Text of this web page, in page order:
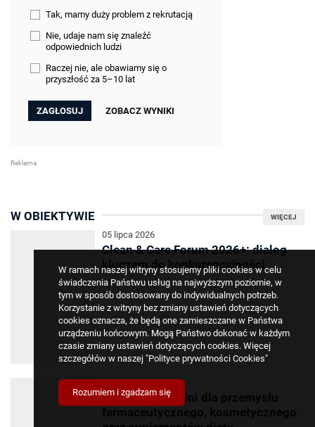
W ramach naszej witryny stosujemy pliki cookies w celu
świadczenia Państwu usług na najwyższym poziomie, w
tym w sposób dostosowany do indywidualnych potrzeb.
Korzystanie z witryny bez zmiany ustawień dotyczących
cookies oznacza, że będą one zamieszczane w Państwa
urządzeniu końcowym. Mogą Państwo dokonać w każdym
czasie zmiany ustawień dotyczących cookies. Więcej
szczegółów w naszej "Polityce prywatności Cookies"
Rozumiem i zgadzam się
Tak, mamy duży problem z rekrutacją
Nie, udaje nam się znaleźć
odpowiednich ludzi
Raczej nie, ale obawiamy się o
przyszłość za 5–10 lat
ZOBACZ WYNIKI
WIĘCEJ
W OBIEKTYWIE
05 lipca 2026
Clean & Care Forum 2026+: dialog
kluczem do konkurencyjności
24 czerwca 2026
PCI Days: trzy dni dla przemysłu
farmaceutycznego, kosmetycznego